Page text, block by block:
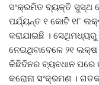
ସଂକ୍ରମିତ ବ୍ୟକ୍ତି ସୁସ୍ଥ
ପର୍ଯ୍ୟନ୍ତ ୧ କୋଟି ୧୮
କରାଯାଇଛି ।
ନେଇଥିବାବେଳେ ୨୧
କିଛିଦିନର ବ୍ୟବଧାନ ପରେ
କରୋନା ସଂକ୍ରମଣ ।